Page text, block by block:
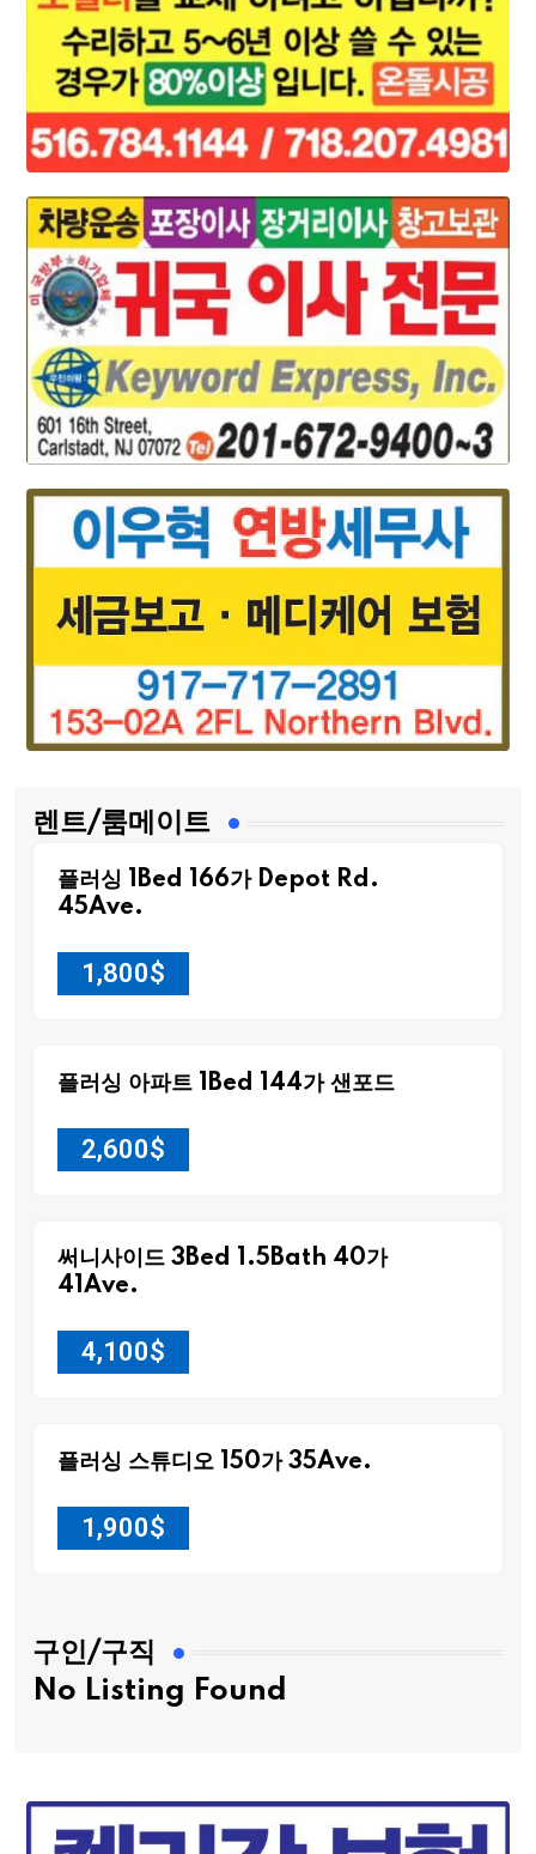
렌트/룸메이트
플러싱 1Bed 166가 Depot Rd.
45Ave.
1,800$
플러싱 아파트 1Bed 144가 샌포드
2,600$
써니사이드 3Bed 1.5Bath 40가
41Ave.
4,100$
플러싱 스튜디오 150가 35Ave.
1,900$
구인/구직
No Listing Found